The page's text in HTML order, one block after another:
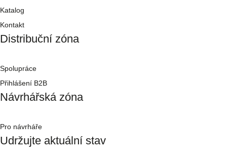
Katalog
Kontakt
Distribuční zóna
Spolupráce
Přihlášení B2B
Návrhářská zóna
Pro návrháře
Udržujte aktuální stav